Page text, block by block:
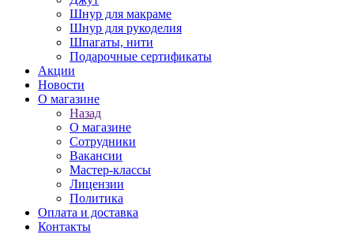
Шнур для макраме
Шнур для рукоделия
Шпагаты, нити
Подарочные сертификаты
Акции
Новости
О магазине
Назад
О магазине
Сотрудники
Вакансии
Мастер-классы
Лицензии
Политика
Оплата и доставка
Контакты